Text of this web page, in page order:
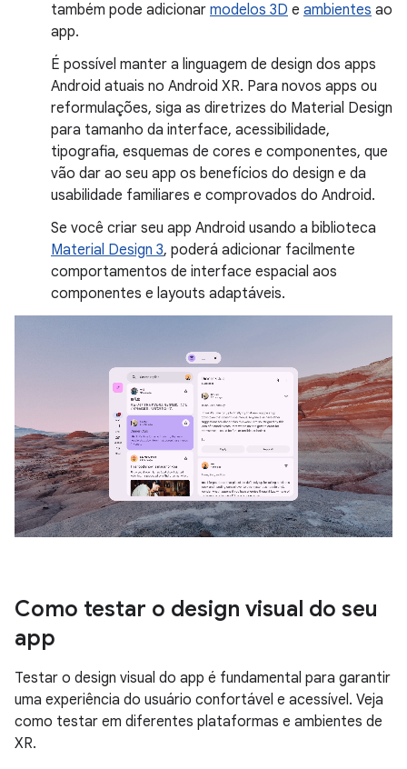
também pode adicionar modelos 3D e ambientes ao
app.
É possível manter a linguagem de design dos apps
Android atuais no Android XR. Para novos apps ou
reformulações, siga as diretrizes do Material Design
para tamanho da interface, acessibilidade,
tipografia, esquemas de cores e componentes, que
vão dar ao seu app os benefícios do design e da
usabilidade familiares e comprovados do Android.
Se você criar seu app Android usando a biblioteca
Material Design 3, poderá adicionar facilmente
comportamentos de interface espacial aos
componentes e layouts adaptáveis.
Como testar o design visual do seu
app
Testar o design visual do app é fundamental para garantir
uma experiência do usuário confortável e acessível. Veja
como testar em diferentes plataformas e ambientes de
XR.